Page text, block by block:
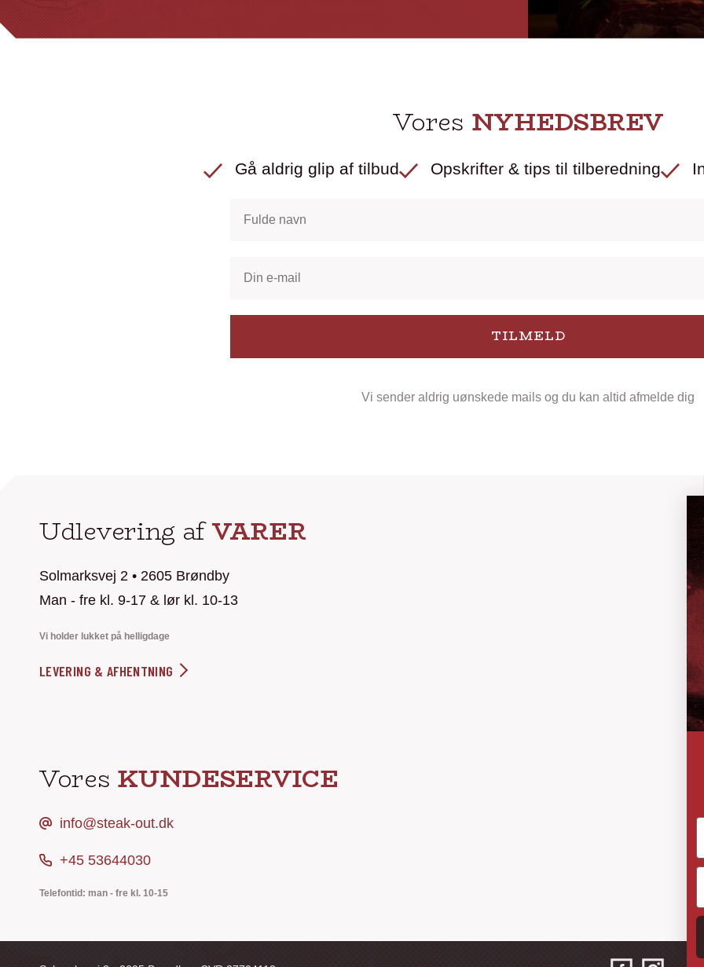
Vores NYHEDSBREV
Gå aldrig glip af tilbud Opskrifter & tips til tilberedning
TILMELD
Vi sender aldrig uønskede mails og du kan altid afmelde dig
Udlevering afVARER
Solmarksvej 2 • 2605 Brøndby
Man - fre kl. 9-17 & lør kl. 10-13
Vi holder lukket på helligdage
LEVERING & AFHENTNING
Vores KUNDESERVICE
info@steak-out.dk
+45 53644030
Telefontid: man - fre kl. 10-15